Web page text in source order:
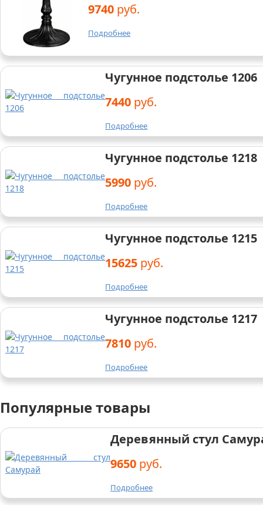
9740 руб.
Подробнее
Чугунное подстолье 1206
7440 руб.
Подробнее
Чугунное подстолье 1218
5990 руб.
Подробнее
Чугунное подстолье 1215
15625 руб.
Подробнее
Чугунное подстолье 1217
7810 руб.
Подробнее
Популярные товары
Деревянный стул
9650 руб.
Подробнее